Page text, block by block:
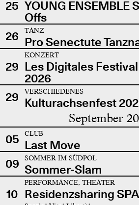
25 YOUNG ENSEMBLE
Offs
26
TANZ
Pro Senectute
29
KONZERT
Les Digitales Festival
2026
29 VERSCHIEDENES
Kulturachsenfest
September
05 CLUB
Last Move
09
SOMMER IM SÜDPOL
Sommer-Slam
10
PERFORMANCE, THEATER
Residenzsharing